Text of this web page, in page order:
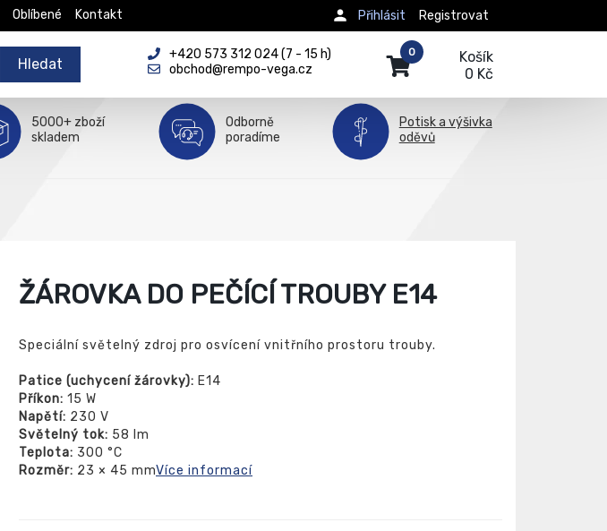
Oblíbené Kontakt Registrovat
Přihlásit
Hledat
+420 573 312 024 (7 - 15 h)
obchod@rempo-vega.cz
Košík
0 Kč
0
5000+ zboží
skladem
Odborně
poradíme
Potisk a výšivka
oděvů
ŽÁROVKA DO PEČÍCÍ TROUBY E14
Speciální světelný zdroj pro osvícení vnitřního prostoru trouby.
Patice (uchycení žárovky): E14
Příkon: 15 W
Napětí: 230 V
Světelný tok: 58 lm
Teplota: 300 °C
Rozměr: 23 × 45 mmVíce informací